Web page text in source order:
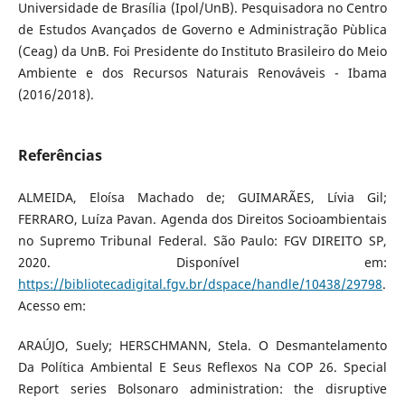
Universidade de Brasília (Ipol/UnB). Pesquisadora no Centro
de Estudos Avançados de Governo e Administração Pùblica
(Ceag) da UnB. Foi Presidente do Instituto Brasileiro do Meio
Ambiente e dos Recursos Naturais Renováveis - Ibama
(2016/2018).
Referências
ALMEIDA, Eloísa Machado de; GUIMARÃES, Lívia Gil;
FERRARO, Luíza Pavan. Agenda dos Direitos Socioambientais
no Supremo Tribunal Federal. São Paulo: FGV DIREITO SP,
2020. Disponível em:
https://bibliotecadigital.fgv.br/dspace/handle/10438/29798.
Acesso em:
ARAÚJO, Suely; HERSCHMANN, Stela. O Desmantelamento
Da Política Ambiental E Seus Reflexos Na COP 26. Special
Report series Bolsonaro administration: the disruptive